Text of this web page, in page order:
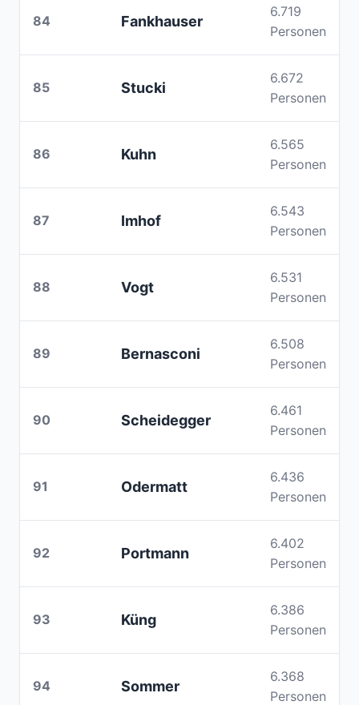
84 Fankhauser
6.719
Personen
85 Stucki
6.672
Personen
86 Kuhn
6.565
Personen
87 Imhof
6.543
Personen
88 Vogt
6.531
Personen
89 Bernasconi
6.508
Personen
90 Scheidegger
6.461
Personen
91 Odermatt
6.436
Personen
92 Portmann
6.402
Personen
93 Küng
6.386
Personen
94 Sommer
6.368
Personen